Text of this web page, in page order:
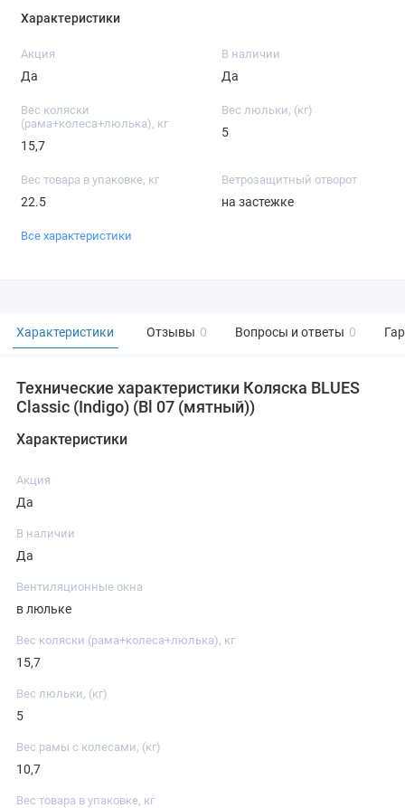
Характеристики
Акция
Да
В наличии
Да
Вес коляски
(рама+колеса+люлька), кг
15,7
Вес люльки, (кг)
5
Вес товара в упаковке, кг
22.5
Ветрозащитный отворот
на застежке
Все характеристики
Характеристики Отзывы 0 Вопросы и ответы 0
Технические характеристики Коляска BLUES
Classic (Indigo) (Bl 07 (мятный))
Характеристики
Акция
Да
В наличии
Да
Вентиляционные окна
в люльке
Вес коляски (рама+колеса+люлька), кг
15,7
Вес люльки, (кг)
5
Вес рамы с колесами, (кг)
10,7
Вес товара в упаковке, кг